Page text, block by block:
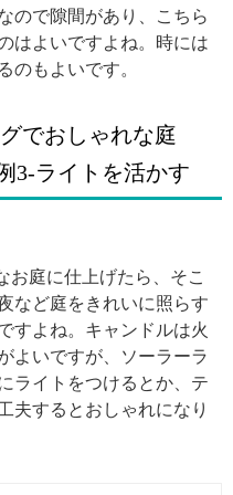
ので隙間があり、こちら
はよいですよね。時には
のもよいです。
でおしゃれな庭
3-ライトを活かす
庭に仕上げたら、そこ
など庭をきれいに照らす
すよね。キャンドルは火
よいですが、ソーラーラ
ライトをつけるとか、テ
夫するとおしゃれになり